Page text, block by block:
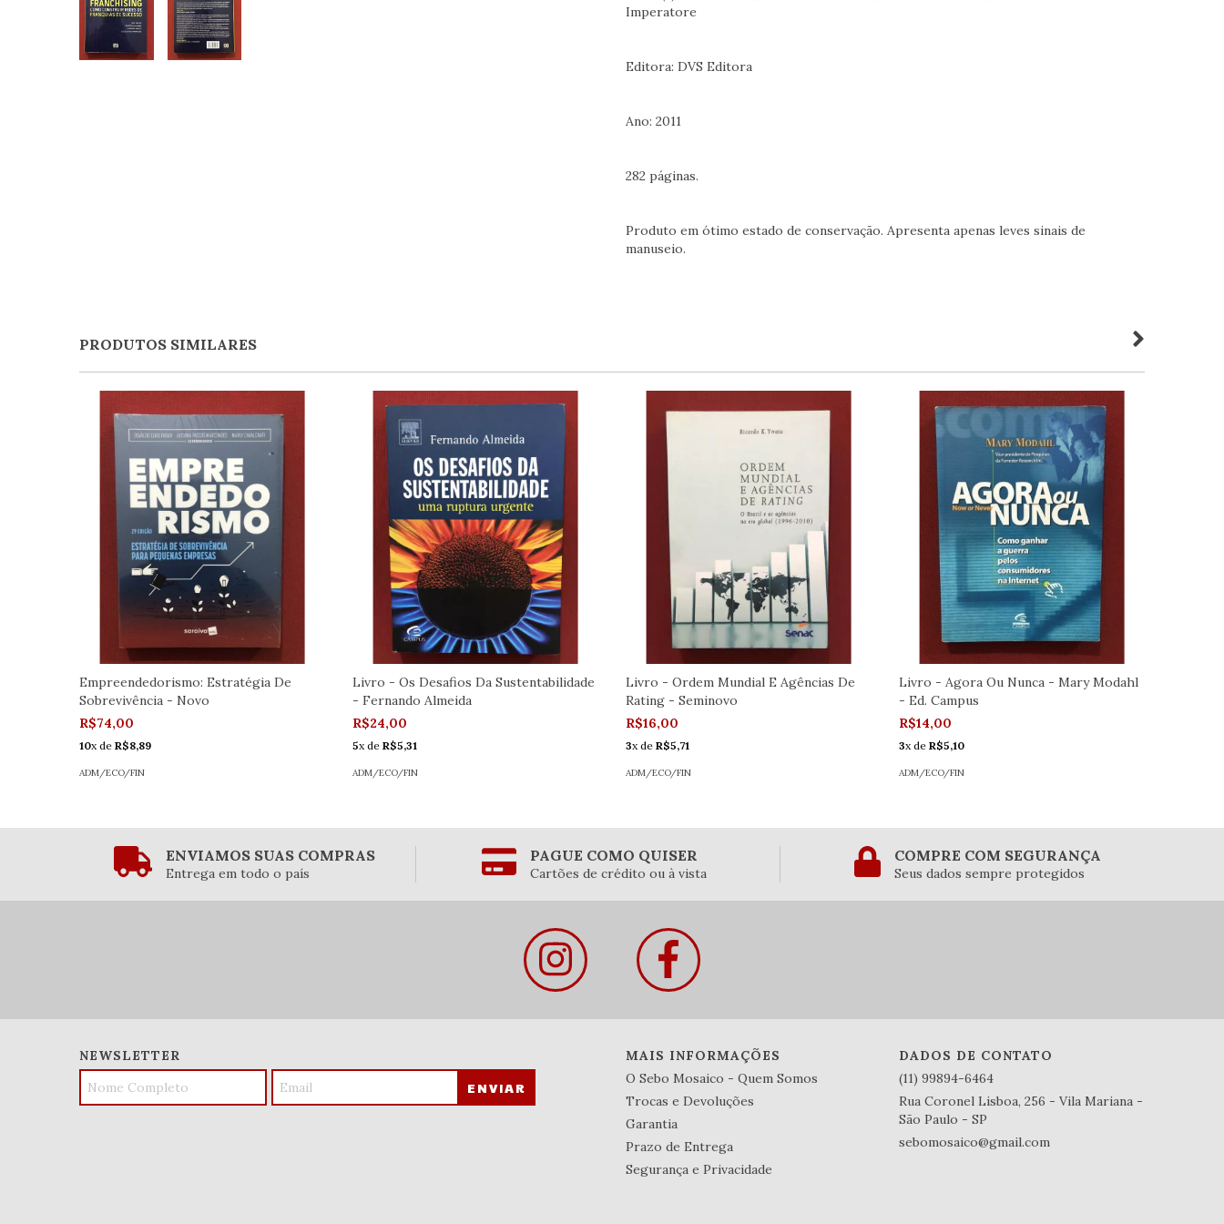
Imperatore
Editora: DVS Editora
Ano: 2011
282 páginas.
Produto em ótimo estado de conservação. Apresenta apenas leves sinais de
manuseio.
PRODUTOS SIMILARES
Empreendedorismo: Estratégia De
Sobrevivência - Novo
R$74,00
10x de R$8,89
ADM/ECO/FIN
Livro - Os Desafios Da Sustentabilidade
- Fernando Almeida
R$24,00
5x de R$5,31
ADM/ECO/FIN
Livro - Ordem Mundial E Agências De
Rating - Seminovo
R$16,00
3x de R$5,71
ADM/ECO/FIN
Livro - Agora Ou Nunca - Mary Modahl
- Ed. Campus
R$14,00
3x de R$5,10
ADM/ECO/FIN
ENVIAMOS SUAS COMPRAS
Entrega em todo o país
PAGUE COMO QUISER
Cartões de crédito ou à vista
COMPRE COM SEGURANÇA
Seus dados sempre protegidos
NEWSLETTER
MAIS INFORMAÇÕES
O Sebo Mosaico - Quem Somos
Trocas e Devoluções
Garantia
Prazo de Entrega
Segurança e Privacidade
DADOS DE CONTATO
(11) 99894-6464
Rua Coronel Lisboa, 256 - Vila Mariana -
São Paulo - SP
sebomosaico@gmail.com